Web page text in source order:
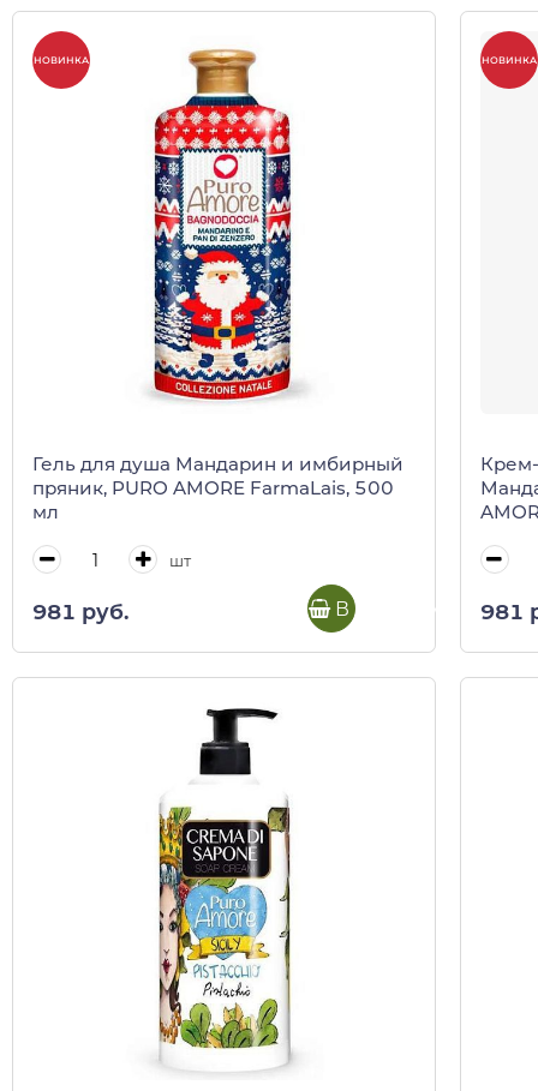
НОВИНКА
Гель для душа Мандарин и имбирный
пряник, PURO AMORE FarmaLais, 500
мл
шт
981 руб. В корзину
НОВИНКА
981